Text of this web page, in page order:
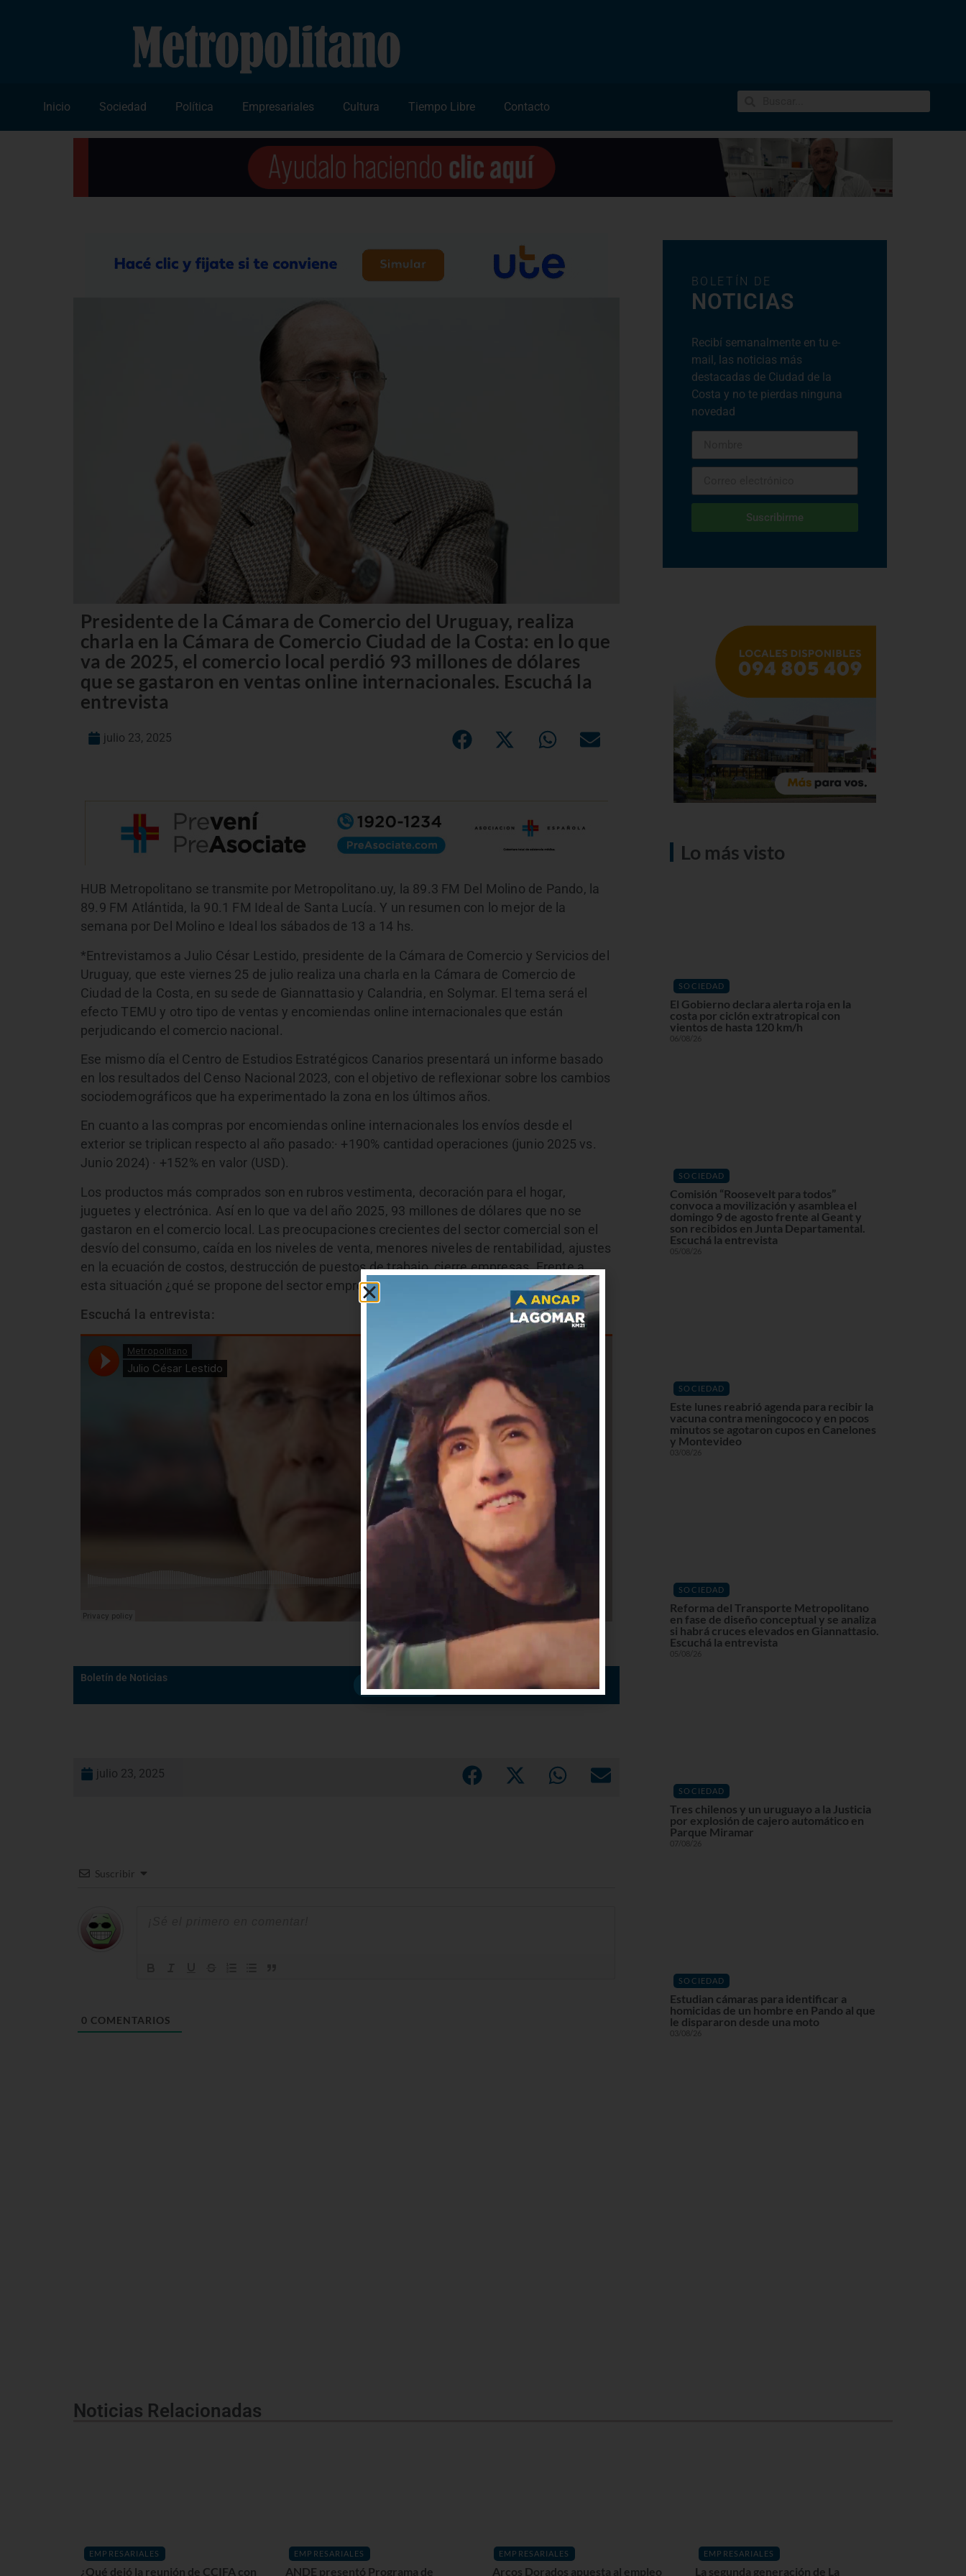
Inicio Sociedad Política Empresariales Cultura Tiempo Libre Contacto
Presidente de la Cámara de Comercio del Uruguay, realiza
charla en la Cámara de Comercio Ciudad de la Costa: en lo que
va de 2025, el comercio local perdió 93 millones de dólares
que se gastaron en ventas online internacionales. Escuchá la
entrevista
julio 23, 2025
HUB Metropolitano se transmite por Metropolitano.uy, la 89.3 FM Del Molino de Pando, la
89.9 FM Atlántida, la 90.1 FM Ideal de Santa Lucía. Y un resumen con lo mejor de la
semana por Del Molino e Ideal los sábados de 13 a 14 hs.
*Entrevistamos a Julio César Lestido, presidente de la Cámara de Comercio y Servicios del
Uruguay, que este viernes 25 de julio realiza una charla en la Cámara de Comercio de
Ciudad de la Costa, en su sede de Giannattasio y Calandria, en Solymar. El tema será el
efecto TEMU y otro tipo de ventas y encomiendas online internacionales que están
perjudicando el comercio nacional.
Ese mismo día el Centro de Estudios Estratégicos Canarios presentará un informe basado
en los resultados del Censo Nacional 2023, con el objetivo de reflexionar sobre los cambios
sociodemográficos que ha experimentado la zona en los últimos años.
En cuanto a las compras por encomiendas online internacionales los envíos desde el
exterior se triplican respecto al año pasado:· +190% cantidad operaciones (junio 2025 vs.
Junio 2024) · +152% en valor (USD).
Los productos más comprados son en rubros vestimenta, decoración para el hogar,
juguetes y electrónica. Así en lo que va del año 2025, 93 millones de dólares que no se
gastaron en el comercio local. Las preocupaciones crecientes del sector comercial son el
desvío del consumo, caída en los niveles de venta, menores niveles de rentabilidad, ajustes
en la ecuación de costos, destrucción de puestos de trabajo, cierre empresas. Frente a
esta situación ¿qué se propone del sector empresarial?
Escuchá la entrevista:
Boletín de Noticias
Suscribirme
julio 23, 2025
Suscribir
0 COMENTARIOS
BOLETÍN DE
NOTICIAS
Recibí semanalmente en tu e-
mail, las noticias más
destacadas de Ciudad de la
Costa y no te pierdas ninguna
novedad
Suscribirme
Lo más visto
SOCIEDAD
El Gobierno declara alerta roja en la
costa por ciclón extratropical con
vientos de hasta 120 km/h
06/08/26
SOCIEDAD
Comisión “Roosevelt para todos”
convoca a movilización y asamblea el
domingo 9 de agosto frente al Geant y
son recibidos en Junta Departamental.
Escuchá la entrevista
05/08/26
SOCIEDAD
Este lunes reabrió agenda para recibir la
vacuna contra meningococo y en pocos
minutos se agotaron cupos en Canelones
y Montevideo
03/08/26
SOCIEDAD
Reforma del Transporte Metropolitano
en fase de diseño conceptual y se analiza
si habrá cruces elevados en Giannattasio.
Escuchá la entrevista
05/08/26
SOCIEDAD
Tres chilenos y un uruguayo a la Justicia
por explosión de cajero automático en
Parque Miramar
07/08/26
SOCIEDAD
Estudian cámaras para identificar a
homicidas de un hombre en Pando al que
le dispararon desde una moto
03/08/26
Noticias Relacionadas
EMPRESARIALES
¿Qué dejó la reunión de CCIFA con
EMPRESARIALES
ANDE presentó Programa de
EMPRESARIALES
Arcos Dorados apuesta al empleo
EMPRESARIALES
La segunda generación de La